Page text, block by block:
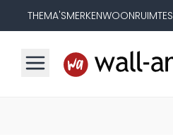
THEMA'SMERKENWOONRUIMTES